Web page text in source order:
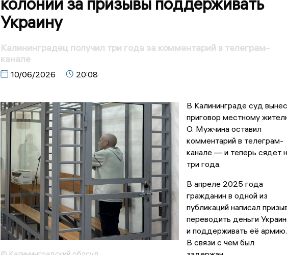
Украину
Калининградец получил три года за комментарий в телеграм-
канале
10/06/2026 20:08
В Калининграде суд вынес
приговор местному
О. Мужчина оставил
комментарий в телеграм-
канале — и теперь сядет
три года.
В апреле 2025 года
гражданин в одной из
публикаций написал
переводить деньги
и поддерживать её армию.
В связи с чем был